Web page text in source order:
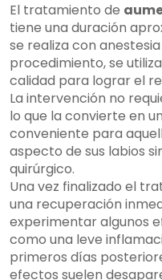
El tratamiento de
tiene una duración
se realiza con
procedimiento, se
calidad para lograr el
La intervención no
lo que la convierte en
conveniente para
aspecto de sus labios
quirúrgico.
Una vez finalizado el
una recuperación
experimentar algunos
como una leve
primeros días
efectos suelen